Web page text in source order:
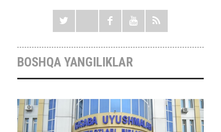
BOSHQA YANGILIKLAR